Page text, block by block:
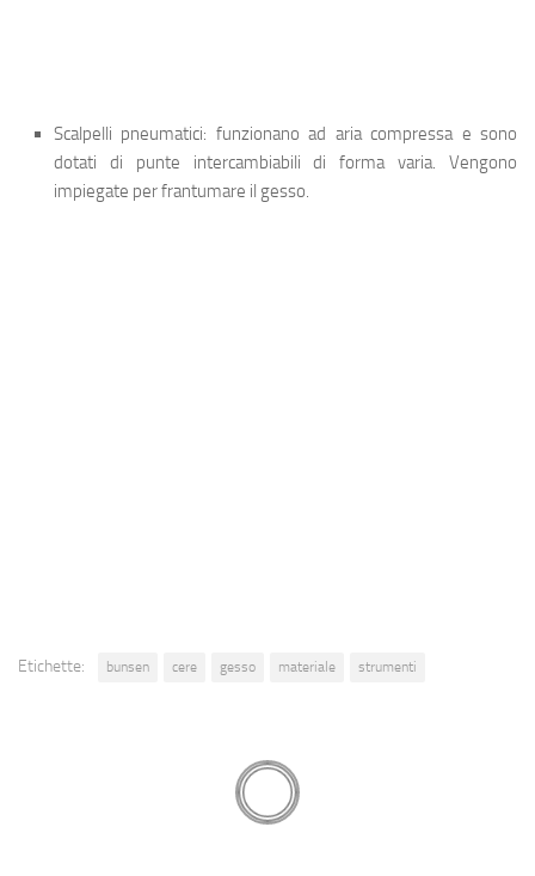
Scalpelli pneumatici: funzionano ad aria compressa e sono
dotati di punte intercambiabili di forma varia. Vengono
impiegate per frantumare il gesso.
Etichette: bunsen cere gesso materiale strumenti